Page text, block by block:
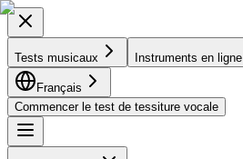
Tests musicaux Instruments en ligne
Français
Commencer le test de tessiture vocale